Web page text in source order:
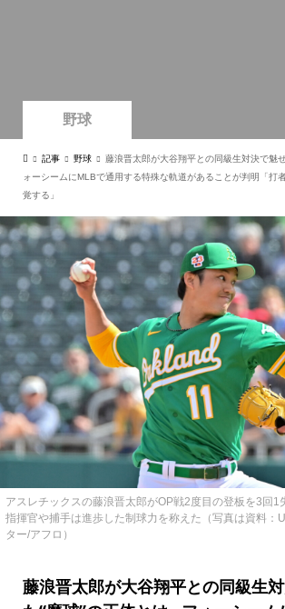
野球
記事 野球
藤浪晋太郎が大谷翔平との同級生対決で魅
ォーシームにMLBで通用する特殊な軌道があることが判明「打
覚する」
アスレチックスの藤浪晋太郎がOP戦2度目の登板を3回1
指揮官や捕手は進歩した制球力を称えた（写真は資料：
ター/アフロ）
藤浪晋太郎が大谷翔平との同級生